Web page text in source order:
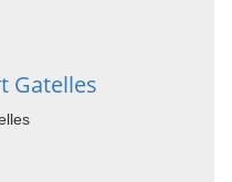
Gatelles